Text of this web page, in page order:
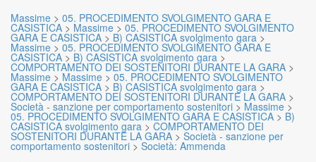
Massime > 05. PROCEDIMENTO SVOLGIMENTO GARA E
CASISTICA > Massime > 05. PROCEDIMENTO SVOLGIMENTO
GARA E CASISTICA > B) CASISTICA svolgimento gara >
Massime > 05. PROCEDIMENTO SVOLGIMENTO GARA E
CASISTICA > B) CASISTICA svolgimento gara >
COMPORTAMENTO DEI SOSTENITORI DURANTE LA GARA >
Massime > Massime > 05. PROCEDIMENTO SVOLGIMENTO
GARA E CASISTICA > B) CASISTICA svolgimento gara >
COMPORTAMENTO DEI SOSTENITORI DURANTE LA GARA >
Società - sanzione per comportamento sostenitori > Massime >
05. PROCEDIMENTO SVOLGIMENTO GARA E CASISTICA > B)
CASISTICA svolgimento gara > COMPORTAMENTO DEI
SOSTENITORI DURANTE LA GARA > Società - sanzione per
comportamento sostenitori > Società: Ammenda